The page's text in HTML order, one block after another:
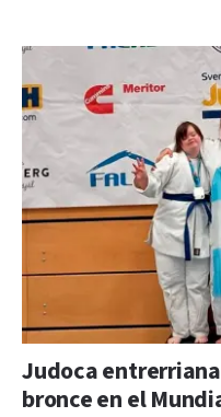
Judoca
bronce en el